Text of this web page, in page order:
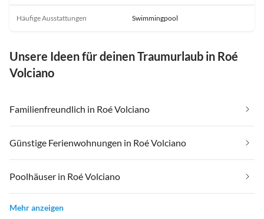
Häufige Ausstattungen Swimmingpool
Unsere Ideen für deinen Traumurlaub in Roé
Volciano
Familienfreundlich in Roé Volciano
Günstige Ferienwohnungen in Roé Volciano
Poolhäuser in Roé Volciano
Mehr anzeigen